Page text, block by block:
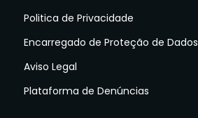
Politica de Privacidade
Encarregado de Proteção de Dados
Aviso Legal
Plataforma de Denúncias